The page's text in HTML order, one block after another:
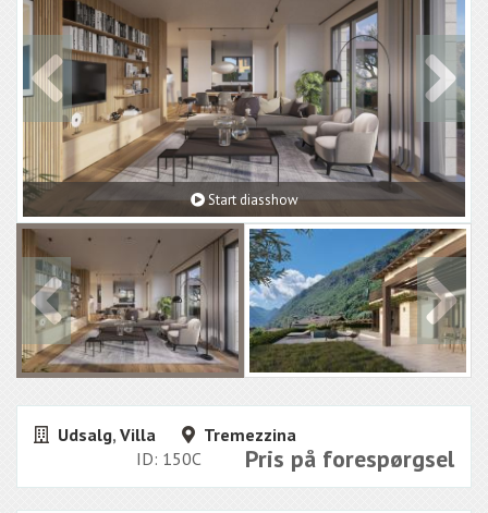
Start diasshow
Udsalg, Villa Tremezzina
Pris på forespørgsel
ID: 150C